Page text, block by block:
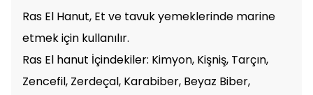
Ras El Hanut, Et ve tavuk yemeklerinde marine
etmek için kullanılır.
Ras El hanut İçindekiler: Kimyon, Kişniş, Tarçın,
Zencefil, Zerdeçal, Karabiber, Beyaz Biber,